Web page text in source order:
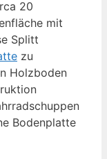
20
mit
Splitt
zu
Holzboden
Bodenplatte